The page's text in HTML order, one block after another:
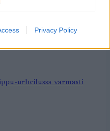
Privacy Policy
on leireillyt Itävallan